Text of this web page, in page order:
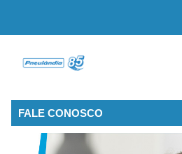
FALE CONOSCO